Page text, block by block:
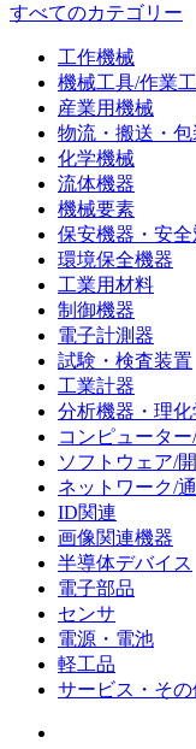
すべてのカテゴリー
工作機械
機械工具/作業
産業用機械
物流・搬送・包
化学機械
流体機器
機械要素
保安機器・安
環境保全機器
工業用材料
制御機器
電子計測器
試験・検査装置
工業計器
分析機器・理化
コンピュータ
ソフトウェア/
ネットワーク/
ID関連
画像関連機器
半導体デバイス
電子部品
センサ
電源・電池
軽工品
サービス・その